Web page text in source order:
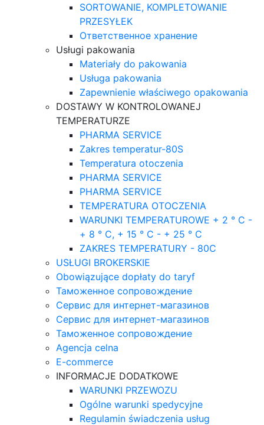
SORTOWANIE, KOMPLETOWANIE
PRZESYŁEK
Ответственное хранение
Usługi pakowania
Materiały do pakowania
Usługa pakowania
Zapewnienie właściwego opakowania
DOSTAWY W KONTROLOWANEJ
TEMPERATURZE
PHARMA SERVICE
Zakres temperatur-80S
Temperatura otoczenia
PHARMA SERVICE
PHARMA SERVICE
TEMPERATURA OTOCZENIA
WARUNKI TEMPERATUROWE + 2 ° C -
+ 8 ° C, + 15 ° C - + 25 ° C
ZAKRES TEMPERATURY - 80C
USŁUGI BROKERSKIE
Obowiązujące dopłaty do taryf
Таможенное сопровождение
Сервис для интернет-магазинов
Сервис для интернет-магазинов
Таможенное сопровождение
Agencja celna
E-commerce
INFORMACJE DODATKOWE
WARUNKI PRZEWOZU
Ogólne warunki spedycyjne
Regulamin świadczenia usług